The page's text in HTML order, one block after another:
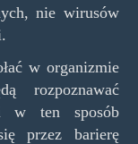
nie wirusów
w organizmie
rozpoznawać
w ten sposób
przez barierę